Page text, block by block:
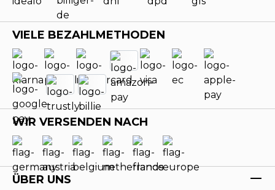
VIELE BEZAHLMETHODEN
WIR VERSENDEN NACH
ÜBER UNS